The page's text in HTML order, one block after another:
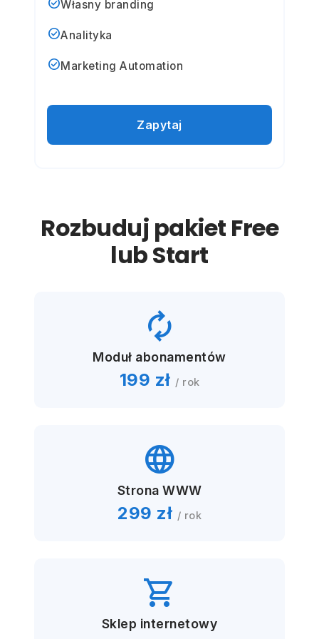
Własny branding
check_circleAnalityka
check_circleMarketing Automation
Zapytaj
Rozbuduj pakiet Free
lub Start
autorenew
Moduł abonamentów
199 zł / rok
language
Strona WWW
299 zł / rok
shopping_cart
Sklep internetowy